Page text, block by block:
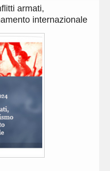
armati,
internazionale